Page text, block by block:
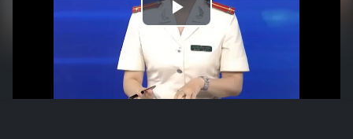
Play
Video